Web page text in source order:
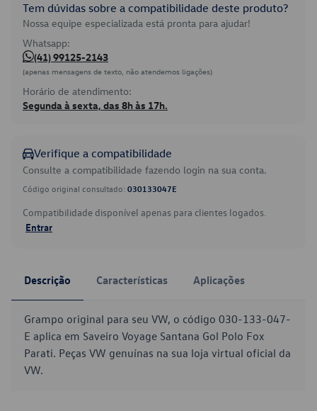
Tem dúvidas sobre a compatibilidade deste produto?
Nossa equipe especializada está pronta para ajudar!
Whatsapp:
(41) 99125-2143
(apenas mensagens de texto, não atendemos ligações)
Horário de atendimento:
Segunda à sexta, das 8h às 17h.
Verifique a compatibilidade
Consulte a compatibilidade fazendo login na sua conta.
Código original consultado: 030133047E
Compatibilidade disponível apenas para clientes logados.
Entrar
Descrição Características Aplicações
Grampo original para seu VW, o código 030-133-047-
E aplica em Saveiro Voyage Santana Gol Polo Fox
Parati. Peças VW genuínas na sua loja virtual oficial da
VW.